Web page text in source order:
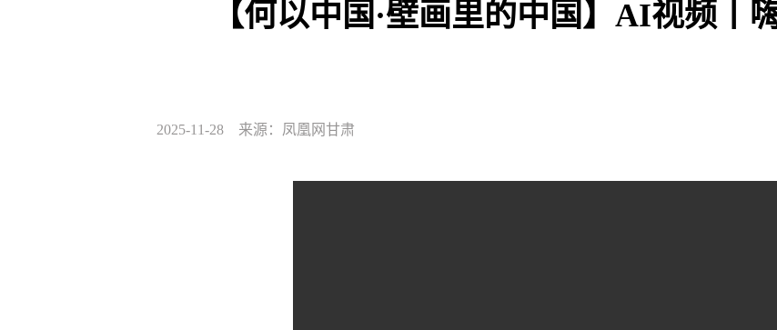
【何以中国·壁画里的中国】AI视频丨
2025-11-28 来源：凤凰网甘肃